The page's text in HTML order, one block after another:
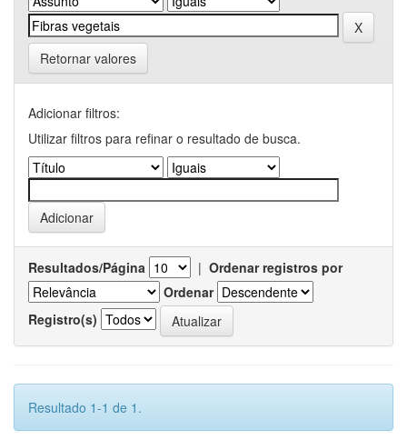
Retornar valores
Adicionar filtros:
Utilizar filtros para refinar o resultado de busca.
Resultados/Página | Ordenar registros por
Ordenar
Registro(s)
Resultado 1-1 de 1.